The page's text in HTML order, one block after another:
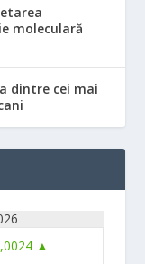
moleculară
dintre cei mai
▲